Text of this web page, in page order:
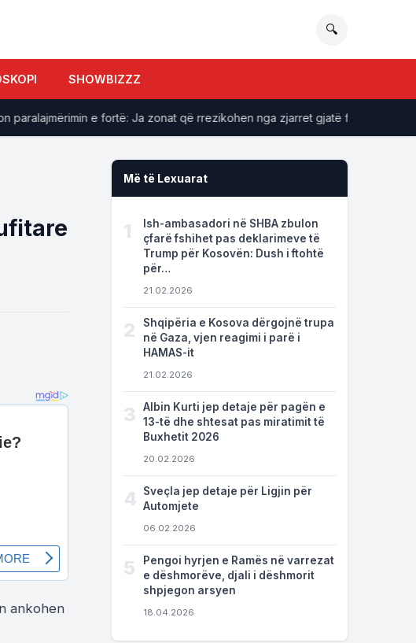
🔍
SHOWBIZZZ
e fortë: Ja zonat që rrezikohen nga zjarret gjatë fundjavës
ankohen
Më të Lexuarat
1
Ish-ambasadori në SHBA zbulon
çfarë fshihet pas deklarimeve të
Trump për Kosovën: Dush i ftohtë
për…
21.02.2026
2
Shqipëria e Kosova dërgojnë trupa
në Gaza, vjen reagimi i parë i
HAMAS-it
21.02.2026
3
Albin Kurti jep detaje për pagën e
13-të dhe shtesat pas miratimit të
Buxhetit 2026
20.02.2026
4
Sveçla jep detaje për Ligjin për
Automjete
06.02.2026
5
Pengoi hyrjen e Ramës në varrezat
e dëshmorëve, djali i dëshmorit
shpjegon arsyen
18.04.2026